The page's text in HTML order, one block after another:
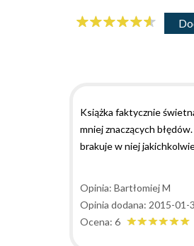
Książka faktycznie
mniej znaczących
brakuje w niej
gdyby dopiero
języku polskim lepszą
Opinia: Bartłomiej M
Opinia dodana: 2015-01-
Ocena: 6